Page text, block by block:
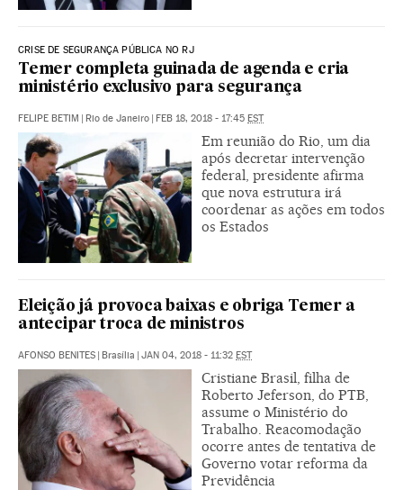
CRISE DE SEGURANÇA PÚBLICA NO RJ
Temer completa guinada de agenda e cria
ministério exclusivo para segurança
FELIPE BETIM | Rio de Janeiro | FEB 18, 2018 - 17:45 EST
Em reunião do Rio, um dia
após decretar intervenção
federal, presidente afirma
que nova estrutura irá
coordenar as ações em todos
os Estados
Eleição já provoca baixas e obriga Temer a
antecipar troca de ministros
AFONSO BENITES | Brasília | JAN 04, 2018 - 11:32 EST
Cristiane Brasil, filha de
Roberto Jeferson, do PTB,
assume o Ministério do
Trabalho. Reacomodação
ocorre antes de tentativa de
Governo votar reforma da
Previdência